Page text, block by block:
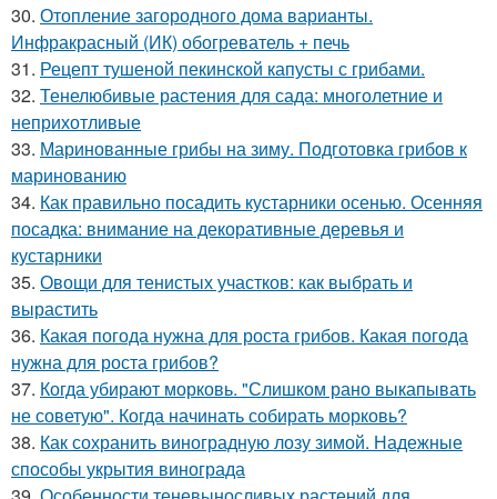
30. Отопление загородного дома варианты.
Инфракрасный (ИК) обогреватель + печь
31. Рецепт тушеной пекинской капусты с грибами.
32. Тенелюбивые растения для сада: многолетние и
неприхотливые
33. Маринованные грибы на зиму. Подготовка грибов к
маринованию
34. Как правильно посадить кустарники осенью. Осенняя
посадка: внимание на декоративные деревья и
кустарники
35. Овощи для тенистых участков: как выбрать и
вырастить
36. Какая погода нужна для роста грибов. Какая погода
нужна для роста грибов?
37. Когда убирают морковь. "Слишком рано выкапывать
не советую". Когда начинать собирать морковь?
38. Как сохранить виноградную лозу зимой. Надежные
способы укрытия винограда